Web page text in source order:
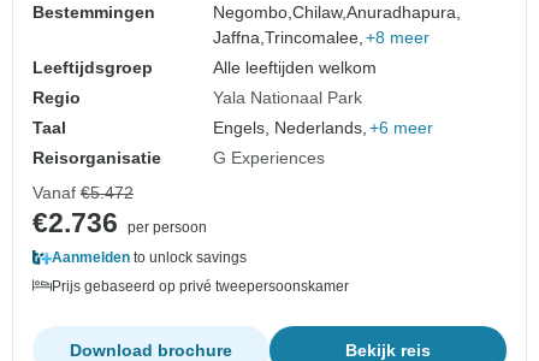
Bestemmingen
Negombo,Chilaw,Anuradhapura,
Jaffna,Trincomalee, +8 meer
Leeftijdsgroep
Alle leeftijden welkom
Regio
Yala Nationaal Park
Taal
Engels, Nederlands, +6 meer
Reisorganisatie
G Experiences
Vanaf €5.472
€2.736
per persoon
Aanmelden to unlock savings
Prijs gebaseerd op privé tweepersoonskamer
Bekijk reis
Download brochure